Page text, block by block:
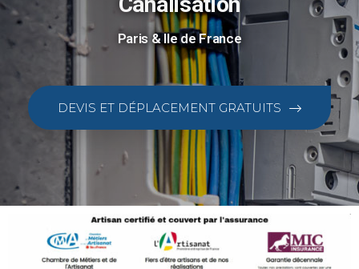
Paris & Ile de France
DEVIS ET DÉPLACEMENT GRATUITS